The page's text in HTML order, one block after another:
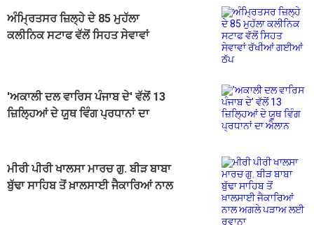
ਅੰਮ੍ਰਿਤਸਰ ਜ਼ਿਲ੍ਹੇ ਦੇ 85 ਮੁਹੱਲਾ
ਕਲੀਨਿਕ ਸਟਾਫ ਵੱਲੋਂ ਸਿਹਤ ਸੇਵਾਵਾਂ
'ਅਕਾਲੀ ਦਲ ਵਾਰਿਸ ਪੰਜਾਬ ਦੇ' ਵੱਲੋਂ 13
ਜ਼ਿਲ੍ਹਿਆਂ ਦੇ ਯੂਥ ਵਿੰਗ ਪ੍ਰਧਾਨਾਂ ਦਾ
ਮੀਰੀ ਪੀਰੀ ਖਾਲਸਾ ਮਾਰਚ ਗੁ. ਬੀੜ ਬਾਬਾ
ਬੁੱਢਾ ਸਾਹਿਬ ਤੋਂ ਖ਼ਾਲਸਾਈ ਜੈਕਾਰਿਆਂ ਨਾਲ